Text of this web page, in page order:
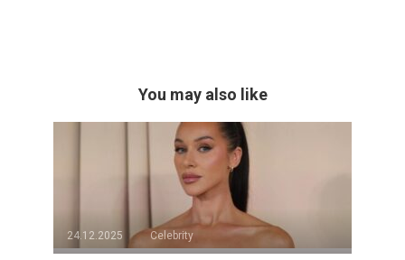
You may also like
24.12.2025 Celebrity